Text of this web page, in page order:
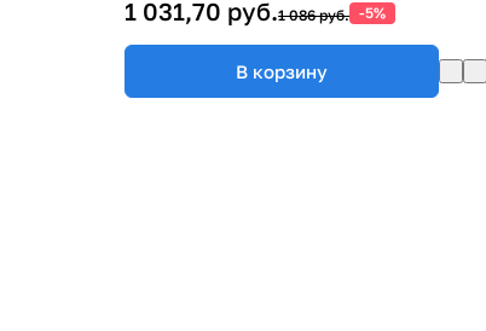
1 031,70 руб.1 086 руб. -5%
В корзину